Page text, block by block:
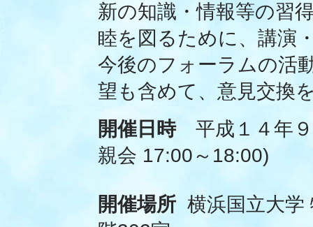
新の知識・情報等の習
睦を図るために、講演
今後のフォーラムの活
望も含めて、意見交換
開催日時平成１４年
親会 17:00～18:00)
開催場所 横浜国立大学